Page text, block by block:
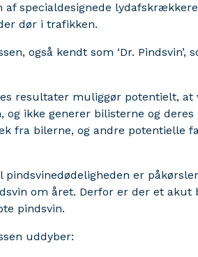
af specialdesignede
dør i trafikken.
også kendt som ‘Dr.
resultater muliggør potentielt,
og ikke generer bilisterne og
fra bilerne, og andre potentielle
pindsvinedødeligheden er
om året. Derfor er der et akut
pindsvin.
uddyber: